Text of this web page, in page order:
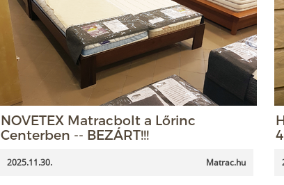
NOVETEX Matracbolt a Lőrinc
Centerben -- BEZÁRT!!!
2025.11.30. Matrac.hu